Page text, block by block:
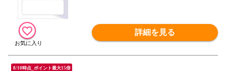
詳細を見る
8/10時点_ポイント最大15倍